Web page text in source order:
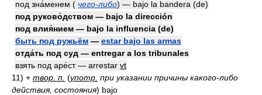
под зна́менем ( чего-либо) — bajo la bandera (de)
под руково́дством — bajo la dirección
под влия́нием — bajo la influencia (de)
быть под ружьём — estar bajo las armas
отда́ть под суд — entregar a los tribunales
взять под аре́ст — arrestar vt
11) + твор. п. (употр. при указании причины какого-либо
действия, состояния) bajo